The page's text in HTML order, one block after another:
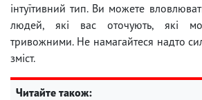
інтуїтивний тип. Ви можете
людей, які вас оточують, які
тривожними. Не намагайтеся надто
зміст.
Читайте також: